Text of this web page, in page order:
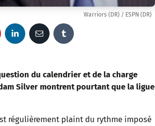
Warriors (DR) / ESPN (DR)
P
n
E
a m
du calendrier et de la charge
Silver montrent pourtant que la ligue
régulièrement plaint du rythme imposé